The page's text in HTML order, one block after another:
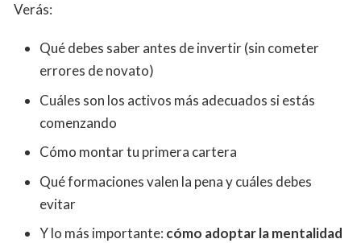
Verás:
Qué debes saber antes de invertir (sin cometer
errores de novato)
Cuáles son los activos más adecuados si estás
comenzando
Cómo montar tu primera cartera
Qué formaciones valen la pena y cuáles debes
evitar
Y lo más importante: cómo adoptar la mentalidad